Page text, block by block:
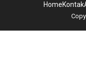
HomeKontak